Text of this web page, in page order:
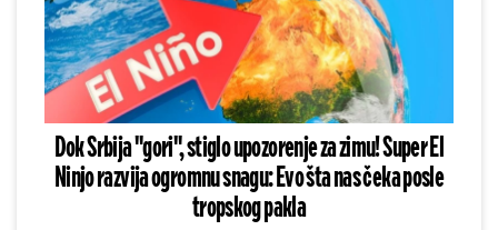
Dok Srbija "gori", stiglo upozorenje za zimu! Super El
Ninjo razvija ogromnu snagu: Evo šta nas čeka posle
tropskog pakla